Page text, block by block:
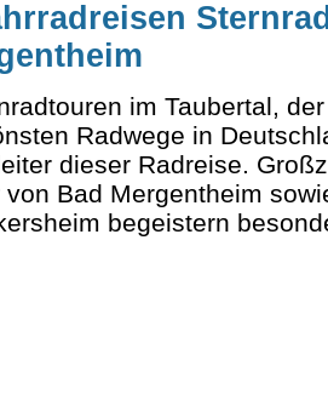
im Taubertal,
Radwege in
dieser Radreise.
von Bad Mergentheim
begeistern